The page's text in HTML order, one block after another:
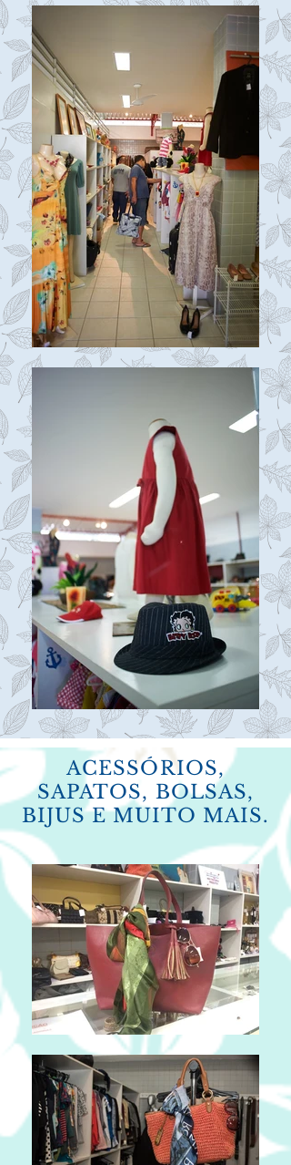
ACESSÓRIOS,
SAPATOS, BOLSAS,
BIJUS E MUITO MAIS.